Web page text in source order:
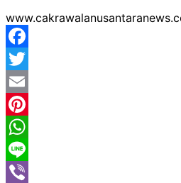
Facebook
Twitter
Email
Pinterest
WhatsApp
Line